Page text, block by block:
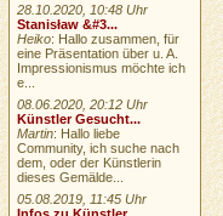
28.10.2020, 10:48 Uhr
Stanisław &#3...
Heiko: Hallo zusammen, für
eine Präsentation über u. A.
Impressionismus möchte ich
e...
08.06.2020, 20:12 Uhr
Künstler Gesucht...
Martin: Hallo liebe
Community, ich suche nach
dem, oder der Künstlerin
dieses Gemälde...
05.08.2019, 11:45 Uhr